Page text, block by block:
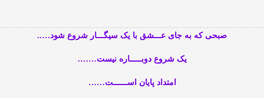
صبحی که به جای عـــشق با یک سیگـــار شروع شود…..
یک شروع دوبـــــاره نیست…….
امتداد پایان اســــــت……